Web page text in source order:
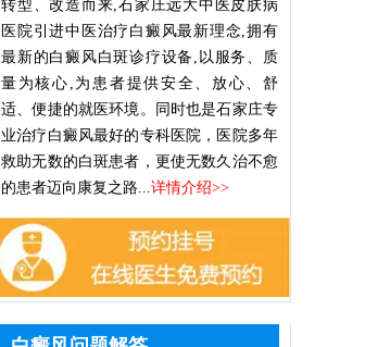
转型、改造而来,石家庄远大中医皮肤病
医院引进中医治疗白癜风最新理念,拥有
最新的白癜风白斑诊疗设备,以服务、质
量为核心,为患者提供安全、放心、舒
适、便捷的就医环境。同时也是石家庄专
业治疗白癜风最好的专科医院，医院多年
救助无数的白斑患者，更使无数久治不愈
的患者迈向康复之路... 详情介绍>>